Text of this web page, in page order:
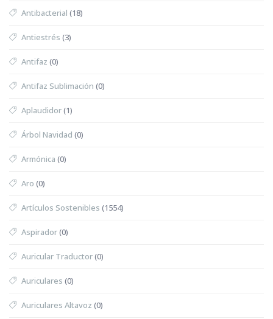
Antibacterial (18)
Antiestrés (3)
Antifaz (0)
Antifaz Sublimación (0)
Aplaudidor(1)
Árbol Navidad (0)
Armónica (0)
Aro (0)
Artículos Sostenibles (1554)
Aspirador(0)
Auricular Traductor(0)
Auriculares (0)
Auriculares Altavoz (0)